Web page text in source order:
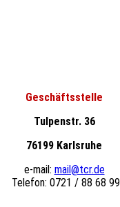
Geschäftsstelle
Tulpenstr. 36
76199 Karlsruhe
e-mail: mail@tcr.de
Telefon: 0721 / 88 68 99